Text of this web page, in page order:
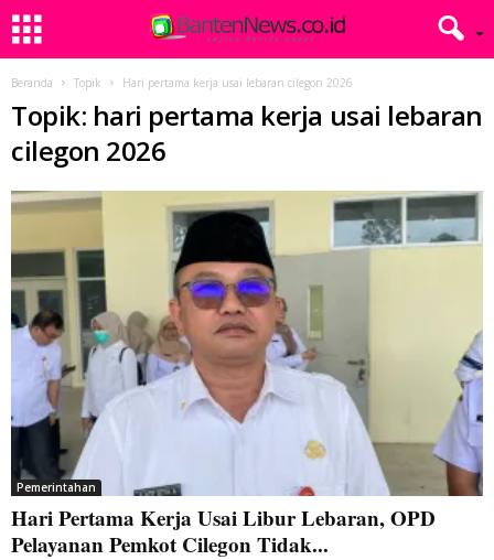
Beranda Topik Hari pertama kerja usai lebaran cilegon 2026
Topik: hari pertama kerja usai lebaran
cilegon 2026
Pemerintahan
Hari Pertama Kerja Usai Libur Lebaran, OPD
Pelayanan Pemkot Cilegon Tidak...